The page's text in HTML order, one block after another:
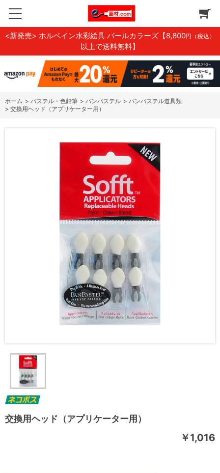
<新発売> ホルベイン水彩絵具 パールカラーズ 【8,800円（税込）
以上で送料無料】
ホーム > パステル・色鉛筆 > パンパステル > パンパステル道具類
> 交換用ヘッド（アプリケーター用）
交換用ヘッド（アプリケーター用）
￥1,016